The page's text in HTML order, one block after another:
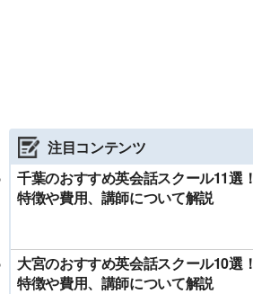
注目コンテンツ
千葉のおすすめ英会話スクール11選！
特徴や費用、講師について解説
大宮のおすすめ英会話スクール10選！
特徴や費用、講師について解説